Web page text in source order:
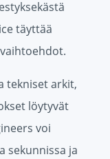
täyttää
tekniset arkit,
löytyvät
voi
sekunnissa ja